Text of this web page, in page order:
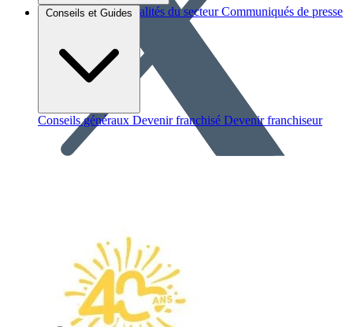
Brèves et actus Actualités du secteur Communiqués de presse
Conseils et Guides
Conseils généraux Devenir franchisé Devenir franchiseur